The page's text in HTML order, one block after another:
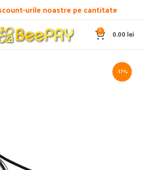
urile noastre pe cantitate
0 0.00 lei
-17%